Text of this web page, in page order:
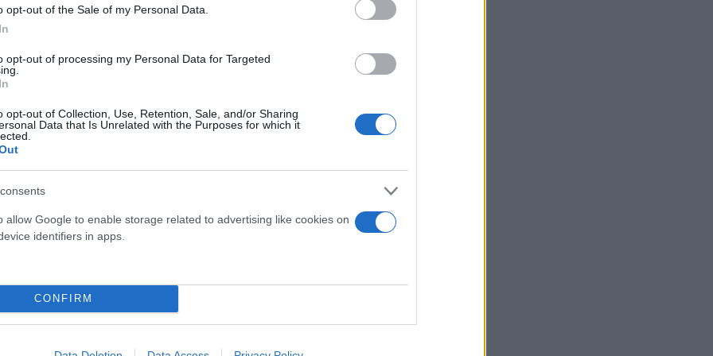
opt-out of the Sale of my Personal Data.
opt-out of processing my Personal Data for Targeted
opt-out of Collection, Use, Retention, Sale, and/or Sharing
Data that Is Unrelated with the Purposes for which it
allow Google to enable storage related to advertising like cookies on
identifiers in apps.
CONFIRM
κυβέρνησης Τσίπρα. Ο Π.Πολάκης, πάρα πολλές φορές
των 37 δις ευρώ, όσο και για τη φορολόγηση της
30 δισεκατομμύρια. Μόνο που δεν θα μπορούσαμε, γιατί
το αφήσαμε στη ΝΔ αλλά στον ελληνικό λαό», ήταν η